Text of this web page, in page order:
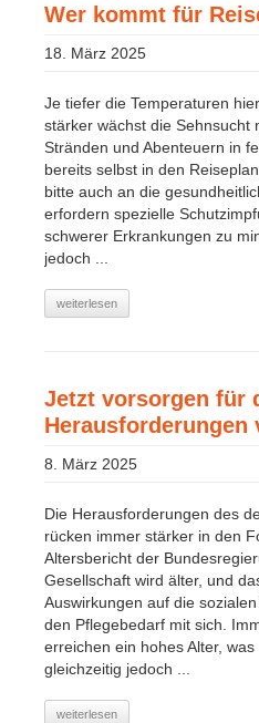
Wer kommt für
18. März 2025
Je tiefer die Temperaturen
stärker wächst die Sehnsucht
Stränden und Abenteuern in
bereits selbst in den
bitte auch an die
erfordern spezielle
schwerer Erkrankungen zu
jedoch ...
weiterlesen
Jetzt vorsorgen für
Herausforderungen
8. März 2025
Die Herausforderungen des
rücken immer stärker in den
Altersbericht der
Gesellschaft wird älter, und
Auswirkungen auf die
den Pflegebedarf mit sich.
erreichen ein hohes Alter,
gleichzeitig jedoch ...
weiterlesen